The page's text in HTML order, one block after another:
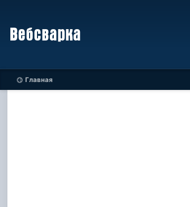
Главная